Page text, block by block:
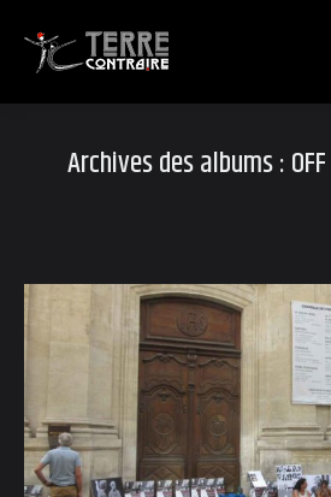
Archives des albums :